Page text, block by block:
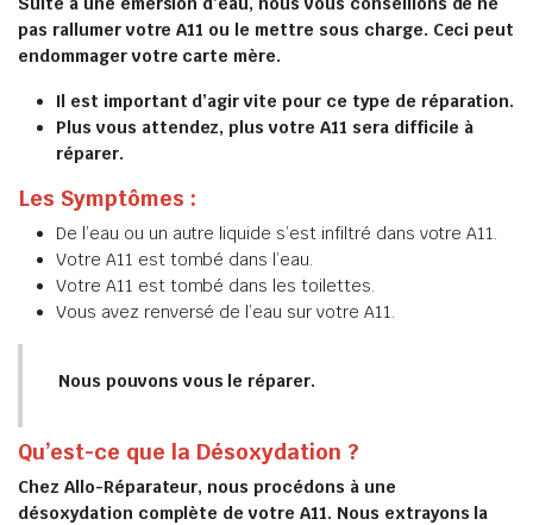
pas rallumer votre A11 ou le mettre sous charge. Ceci peut
endommager votre carte mère.
Il est important d’agir vite pour ce type de réparation.
Plus vous attendez, plus votre A11 sera difficile à
réparer.
Les Symptômes :
De l’eau ou un autre liquide s’est infiltré dans votre A11.
Votre A11 est tombé dans l’eau.
Votre A11 est tombé dans les toilettes.
Vous avez renversé de l’eau sur votre A11.
Nous pouvons vous le réparer.
Qu’est-ce que la Désoxydation ?
Chez Allo-Réparateur, nous procédons à une
désoxydation complète de votre A11. Nous extrayons la